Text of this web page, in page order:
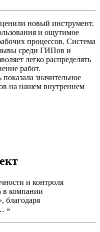
новый инструмент.
и ощутимое
процессов. Система
среди ГИПов и
легко распределять
работ.
значительное
на нашем внутреннем
и контроля
в компании
благодаря
»